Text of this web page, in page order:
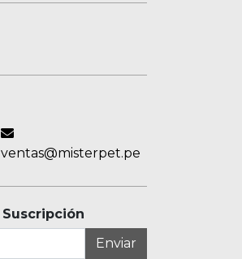
ventas@misterpet.pe
Suscripción
Enviar